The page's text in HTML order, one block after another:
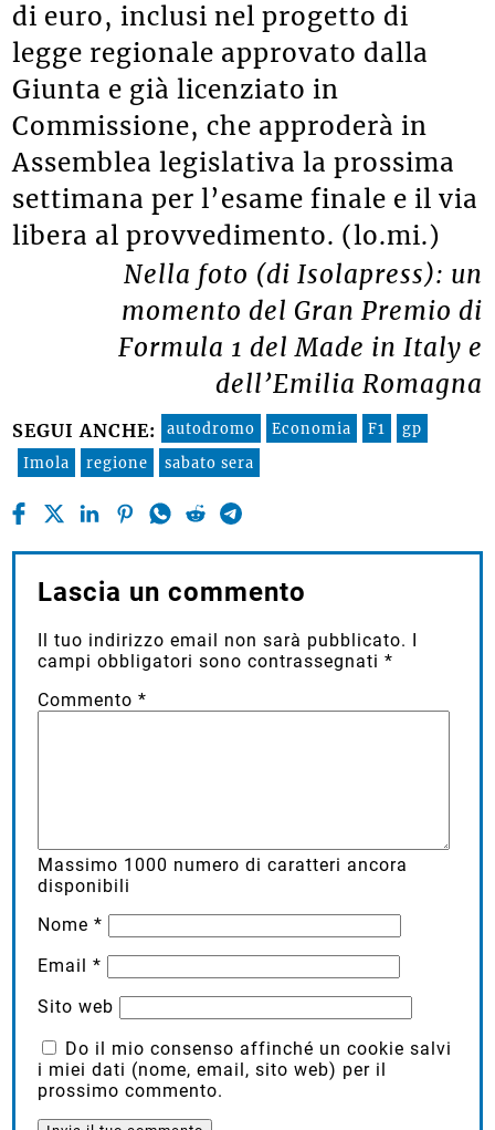
di euro, inclusi nel progetto di
legge regionale approvato dalla
Giunta e già licenziato in
Commissione, che approderà in
Assemblea legislativa la prossima
settimana per l’esame finale e il via
libera al provvedimento. (lo.mi.)
Nella foto (di Isolapress): un
momento del Gran Premio di
Formula 1 del Made in Italy e
dell’Emilia Romagna
SEGUI ANCHE: autodromo Economia F1
gp
Imola
regione sabato sera
Lascia un commento
Il tuo indirizzo email non sarà pubblicato. I
campi obbligatori sono contrassegnati*
Commento*
Massimo 1000 numero di caratteri ancora
disponibili
Nome*
Email*
Sito web
Do il mio consenso affinché un cookie salvi
i miei dati (nome, email, sito web) per il
prossimo commento.